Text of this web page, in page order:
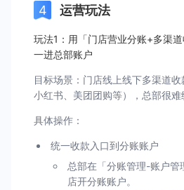
运营玩法
玩法1：用「门店营业分账+多渠
一进总部账户
目标场景：门店线上线下多渠道收
小红书、美团团购等），总部很难
具体操作：
统一收款入口到分账账户
总部在「分账管理-账户管
店开分账账户。